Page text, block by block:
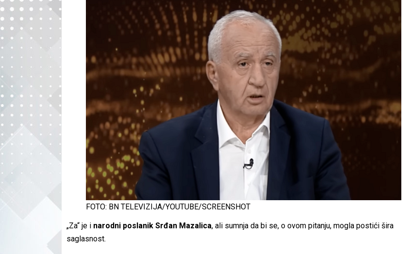
FOTO: BN TELEVIZIJA/YOUTUBE/SCREENSHOT
„Za“ je i narodni poslanik Srđan Mazalica, ali sumnja da bi se, o ovom pitanju, mogla postići šira
saglasnost.